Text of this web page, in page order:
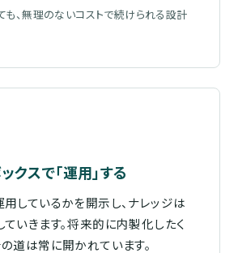
も、無理のないコストで続けられる設計
クスで「運用」する
しているかを開示し、ナレッジは
いきます。将来的に内製化したく
道は常に開かれています。